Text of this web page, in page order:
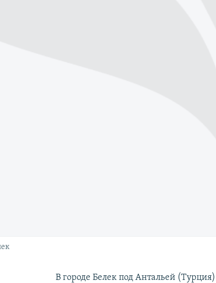
В городе Белек под Антальей